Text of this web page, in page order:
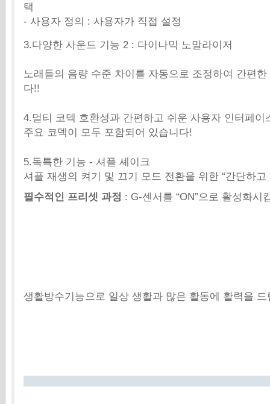
택
- 사용자 정의 : 사용자가 직접 설정
3.다양한 사운드 기능 2 : 다이나믹 노말라이저
노래들의 음량 수준 차이를 자동으로 조정하여 간편
다!!
4.멀티 코덱 호환성과 간편하고 쉬운 사용자 인터페이
주요 코덱이 모두 포함되어 있습니다!
5.독특한 기능 - 셔플 셰이크
셔플 재생의 켜기 및 끄기 모드 전환을 위한 “간단하고
필수적인 프리셋 과정 : G-센서를 “ON”으로 활성화시
생활방수기능으로 일상 생활과 많은 활동에 활력을 드